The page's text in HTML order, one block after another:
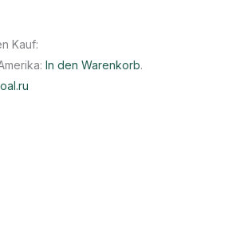
Kauf:
In den Warenkorb.